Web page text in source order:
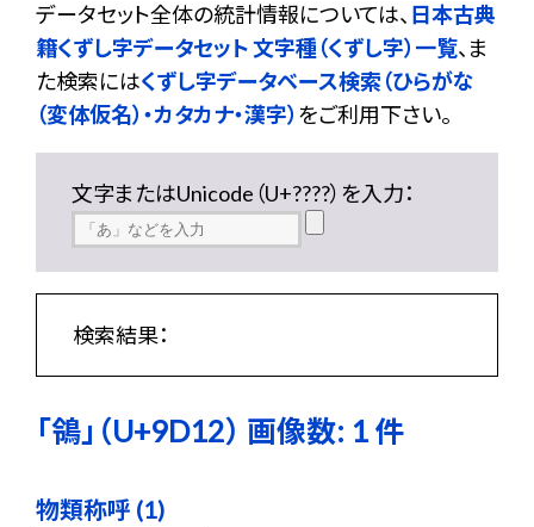
データセット全体の統計情報については、 日本古典
籍くずし字データセット 文字種（くずし字）一覧、ま
た検索にはくずし字データベース検索（ひらがな
（変体仮名）・カタカナ・漢字） をご利用下さい。
文字またはUnicode（U+????）を入力：
検索結果：
「鴒」（U+9D12） 画像数: 1 件
物類称呼 (1)